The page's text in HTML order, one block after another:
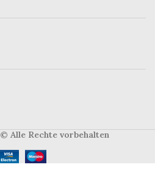
© Alle Rechte vorbehalten